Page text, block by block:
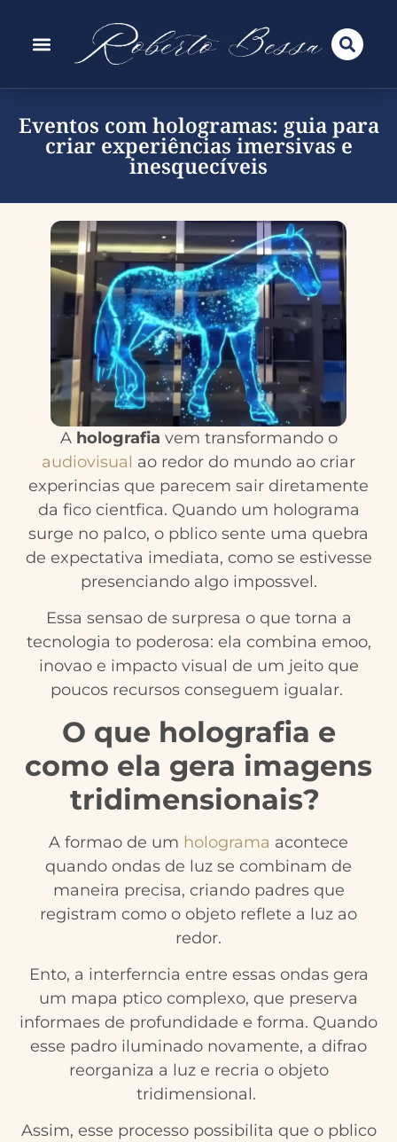
Eventos com hologramas: guia para
criar experiências imersivas e
inesquecíveis
A holografia vem transformando o
audiovisual ao redor do mundo ao criar
experincias que parecem sair diretamente
da fico cientfica. Quando um holograma
surge no palco, o pblico sente uma quebra
de expectativa imediata, como se estivesse
presenciando algo impossvel.
Essa sensao de surpresa o que torna a
tecnologia to poderosa: ela combina emoo,
inovao e impacto visual de um jeito que
poucos recursos conseguem igualar.
O que holografia e
como ela gera imagens
tridimensionais?
A formao de um holograma acontece
quando ondas de luz se combinam de
maneira precisa, criando padres que
registram como o objeto reflete a luz ao
redor.
Ento, a interferncia entre essas ondas gera
um mapa ptico complexo, que preserva
informaes de profundidade e forma. Quando
esse padro iluminado novamente, a difrao
reorganiza a luz e recria o objeto
tridimensional.
Assim, esse processo possibilita que o pblico